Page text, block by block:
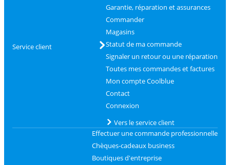
Service client
Garantie, réparation et assurances
Commander
Magasins
Statut de ma commande
Signaler un retour ou une réparation
Toutes mes commandes et factures
Mon compte Coolblue
Contact
Connexion
Vers le service client
Effectuer une commande professionnelle
Chèques-cadeaux business
Boutiques d'entreprise